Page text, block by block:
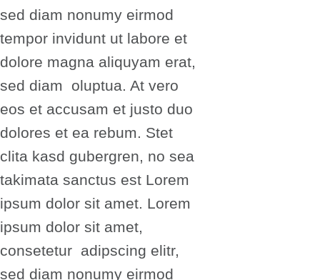
sed diam nonumy eirmod
tempor invidunt ut labore et
dolore magna aliquyam erat,
sed diam oluptua. At vero
eos et accusam et justo duo
dolores et ea rebum. Stet
clita kasd gubergren, no sea
takimata sanctus est Lorem
ipsum dolor sit amet. Lorem
ipsum dolor sit amet,
consetetur adipscing elitr,
sed diam nonumy eirmod